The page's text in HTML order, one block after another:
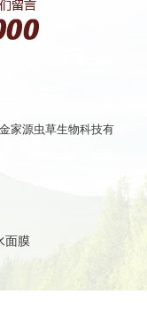
家源虫草生物科技有
面膜